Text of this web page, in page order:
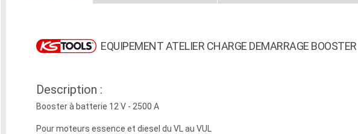
EQUIPEMENT ATELIER CHARGE DEMARRAGE BOOSTER
Description :
Booster à batterie 12 V - 2500 A
Pour moteurs essence et diesel du VL au VUL